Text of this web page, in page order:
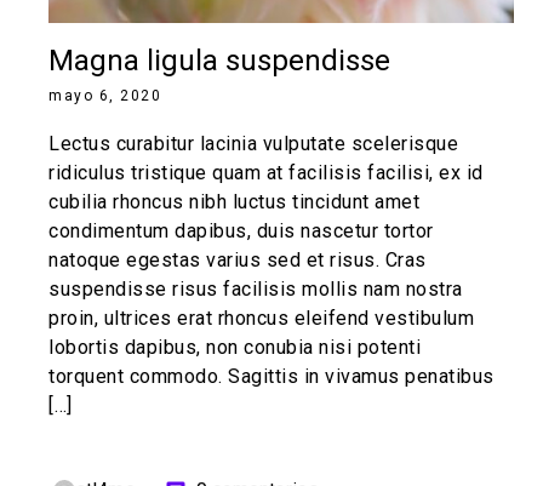
Magna ligula suspendisse
mayo 6, 2020
Lectus curabitur lacinia vulputate scelerisque
ridiculus tristique quam at facilisis facilisi, ex id
cubilia rhoncus nibh luctus tincidunt amet
condimentum dapibus, duis nascetur tortor
natoque egestas varius sed et risus. Cras
suspendisse risus facilisis mollis nam nostra
proin, ultrices erat rhoncus eleifend vestibulum
lobortis dapibus, non conubia nisi potenti
torquent commodo. Sagittis in vivamus penatibus
[…]